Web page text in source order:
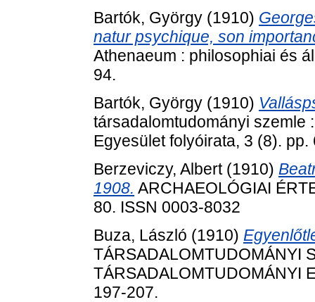
Bartók, György (1910)
natur psychique, son
Athenaeum : philosophiai és
94.
Bartók, György (1910)
társadalomtudományi szemle
Egyesület folyóirata, 3 (8). pp.
Berzeviczy, Albert(1910)
1908. ARCHAEOLÓGIAI
80. ISSN 0003-8032
Buza, László (1910)
TÁRSADALOMTUDOMÁNYI
TÁRSADALOMTUDOMÁNYI
197-207.